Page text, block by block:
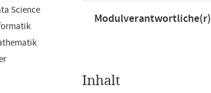
Science
Modulverantwortliche(r)
Inhalt